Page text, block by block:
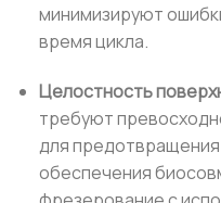
минимизируют
время цикла.
Целостность
требуют
для
обеспечения